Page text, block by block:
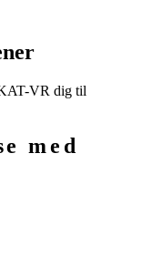
VR dig til
med